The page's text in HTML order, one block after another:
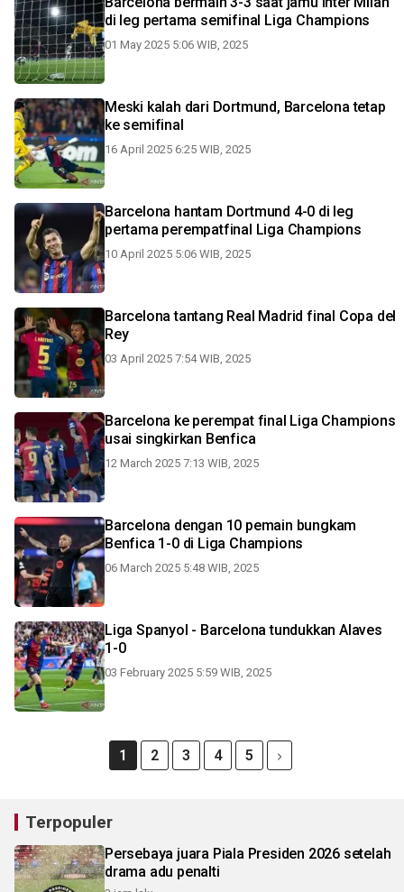
di leg pertama semifinal Liga Champions
01 May 2025 5:06 WIB, 2025
Meski kalah dari Dortmund, Barcelona tetap
ke semifinal
16 April 2025 6:25 WIB, 2025
Barcelona hantam Dortmund 4-0 di leg
pertama perempatfinal Liga Champions
10 April 2025 5:06 WIB, 2025
Barcelona tantang Real Madrid final Copa del
Rey
03 April 2025 7:54 WIB, 2025
Barcelona ke perempat final Liga Champions
usai singkirkan Benfica
12 March 2025 7:13 WIB, 2025
Barcelona dengan 10 pemain bungkam
Benfica 1-0 di Liga Champions
06 March 2025 5:48 WIB, 2025
Liga Spanyol - Barcelona tundukkan Alaves
1-0
03 February 2025 5:59 WIB, 2025
1 2 3 4 5
Terpopuler
Persebaya juara Piala Presiden 2026 setelah
drama adu penalti